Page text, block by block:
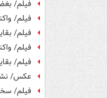
فیلم/
فیلم/
فیلم/
فیلم/
فیلم/
عکس/
فیلم/